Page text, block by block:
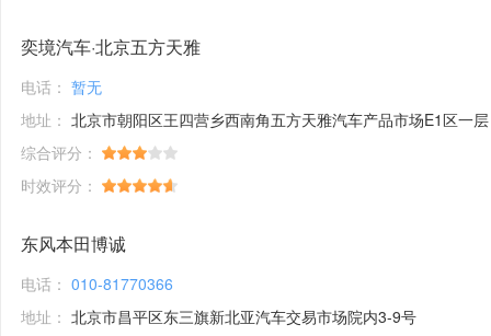
奕境汽车·北京五方天雅
电话： 暂无
地址： 北京市朝阳区王四营乡西南角五方天雅汽车产品市场E1区一层
综合评分：
时效评分：
东风本田博诚
电话： 010-81770366
地址： 北京市昌平区东三旗新北亚汽车交易市场院内3-9号